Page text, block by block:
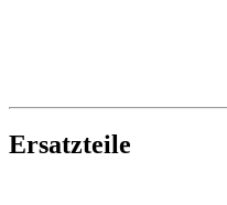
Ersatzteile